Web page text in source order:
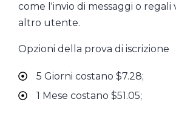
come l'invio di messaggi o
altro utente.
Opzioni della prova di iscrizione
5 Giorni costano $7.28;
1 Mese costano $51.05;